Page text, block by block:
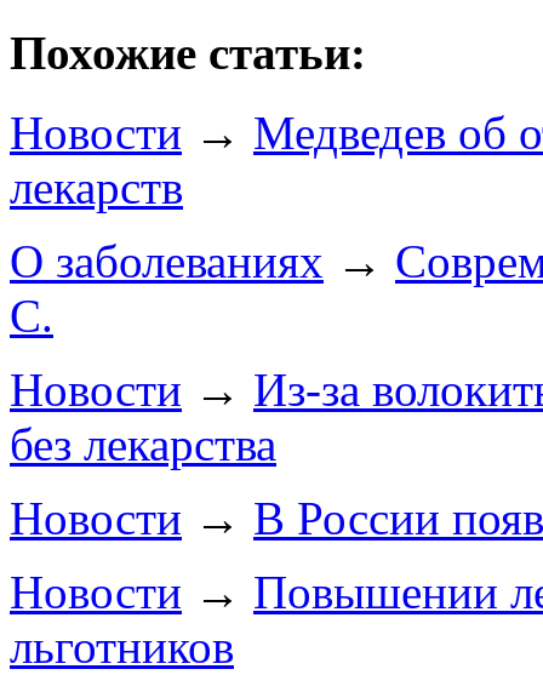
Похожие статьи:
Новости → Медведев об
лекарств
О заболеваниях →
С.
Новости → Из-за
без лекарства
Новости → В России
Новости → Повышении
льготников